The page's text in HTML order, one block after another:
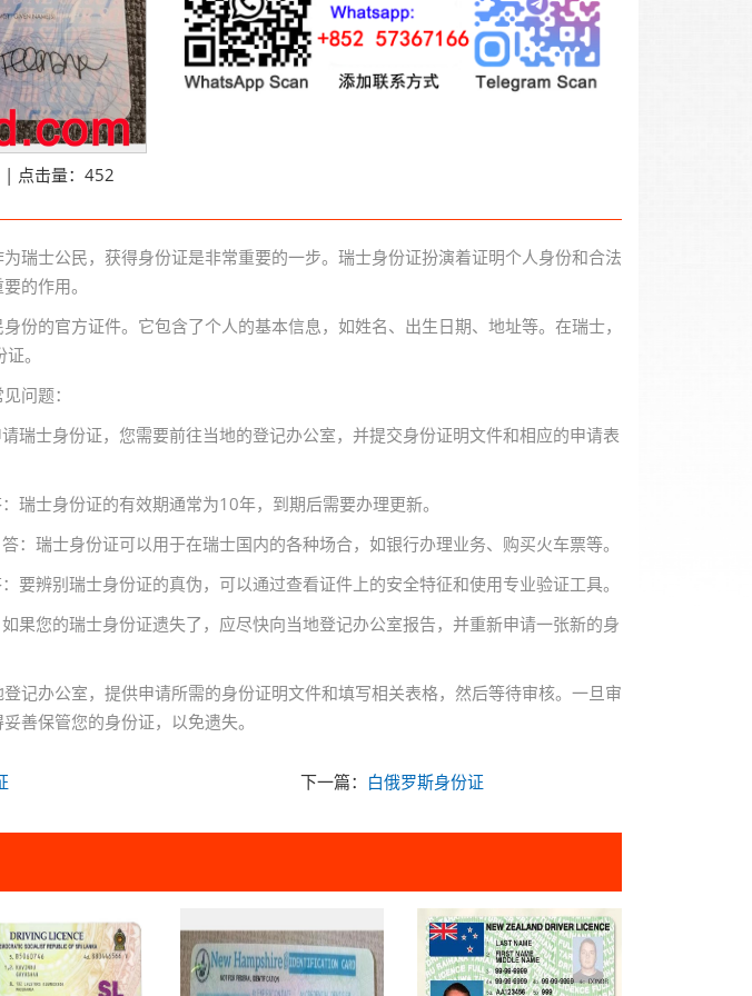
点击量：452
瑞士公民，获得身份证是非常重要的一步。瑞士身份证扮演着证明个人身份和合法
的作用。
份的官方证件。它包含了个人的基本信息，如姓名、出生日期、地址等。在瑞士，
。
问题：
瑞士身份证，您需要前往当地的登记办公室，并提交身份证明文件和相应的申请表
瑞士身份证的有效期通常为10年，到期后需要办理更新。
：瑞士身份证可以用于在瑞士国内的各种场合，如银行办理业务、购买火车票等。
要辨别瑞士身份证的真伪，可以通过查看证件上的安全特征和使用专业验证工具。
果您的瑞士身份证遗失了，应尽快向当地登记办公室报告，并重新申请一张新的身
记办公室，提供申请所需的身份证明文件和填写相关表格，然后等待审核。一旦审
善保管您的身份证，以免遗失。
下一篇： 白俄罗斯身份证